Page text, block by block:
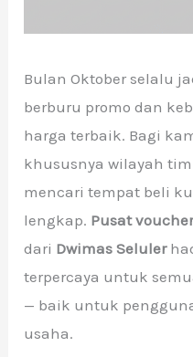
Bulan Oktober selalu
berburu promo dan
harga terbaik. Bagi
khususnya wilayah
mencari tempat beli
lengkap. Pusat
dari Dwimas Seluler
terpercaya untuk
— baik untuk
usaha.